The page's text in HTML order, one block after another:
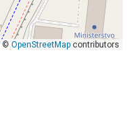
©OpenStreetMapcontributors